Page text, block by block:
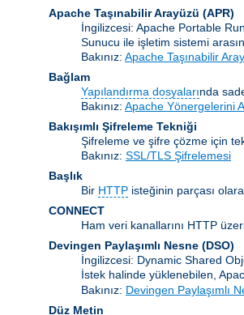
Apache Taşınabilir Arayüzü (APR)
İngilizcesi: Apache Portable
Sunucu ile işletim sistemi
Bakınız: Apache Taşınabilir
Bağlam
Yapılandırma dosyalarında
Bakınız: Apache Yönergelerini
Bakışımlı Şifreleme Tekniği
Şifreleme ve şifre çözme için
Bakınız: SSL/TLS Şifrelemesi
Başlık
Bir HTTP isteğinin parçası
CONNECT
Ham veri kanallarını HTTP
Devingen Paylaşımlı Nesne (DSO)
İngilizcesi: Dynamic Shared
İstek halinde yüklenebilen,
Bakınız: Devingen Paylaşımlı
Düz Metin